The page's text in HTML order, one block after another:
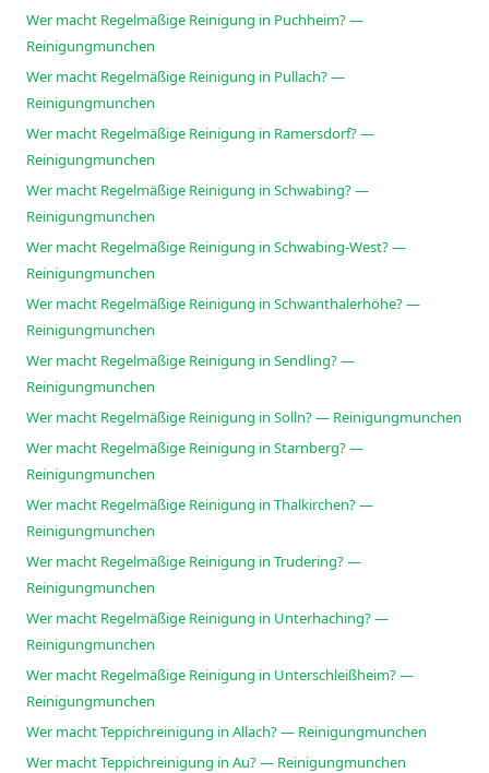
Wer macht Regelmäßige Reinigung in Puchheim? —
Reinigungmunchen
Wer macht Regelmäßige Reinigung in Pullach? —
Reinigungmunchen
Wer macht Regelmäßige Reinigung in Ramersdorf? —
Reinigungmunchen
Wer macht Regelmäßige Reinigung in Schwabing? —
Reinigungmunchen
Wer macht Regelmäßige Reinigung in Schwabing-West? —
Reinigungmunchen
Wer macht Regelmäßige Reinigung in Schwanthalerhöhe? —
Reinigungmunchen
Wer macht Regelmäßige Reinigung in Sendling? —
Reinigungmunchen
Wer macht Regelmäßige Reinigung in Solln? — Reinigungmunchen
Wer macht Regelmäßige Reinigung in Starnberg? —
Reinigungmunchen
Wer macht Regelmäßige Reinigung in Thalkirchen? —
Reinigungmunchen
Wer macht Regelmäßige Reinigung in Trudering? —
Reinigungmunchen
Wer macht Regelmäßige Reinigung in Unterhaching? —
Reinigungmunchen
Wer macht Regelmäßige Reinigung in Unterschleißheim? —
Reinigungmunchen
Wer macht Teppichreinigung in Allach? — Reinigungmunchen
Wer macht Teppichreinigung in Au? — Reinigungmunchen